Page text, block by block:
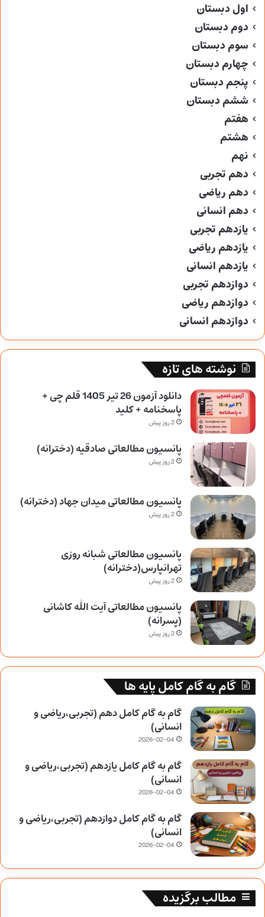
اول دبستان
دوم دبستان
سوم دبستان
چهارم دبستان
پنجم دبستان
ششم دبستان
هفتم
هشتم
نهم
دهم تجربی
دهم ریاضی
دهم انسانی
یازدهم تجربی
یازدهم ریاضی
یازدهم انسانی
دوازدهم تجربی
دوازدهم ریاضی
دوازدهم انسانی
نوشته های تازه
دانلود آزمون 26 تیر 1405 قلم چی +
پاسخنامه + کلید
2 روز پیش
پانسیون مطالعاتی صادقیه (دخترانه)
2 روز پیش
پانسیون مطالعاتی میدان جهاد (دخترانه)
2 روز پیش
پانسیون مطالعاتی شبانه روزی
تهرانپارس(دخترانه)
2 روز پیش
پانسیون مطالعاتی آیت الله کاشانی
(پسرانه)
2 روز پیش
گام به گام کامل پایه ها
گام به گام کامل دهم (تجربی،ریاضی و
انسانی)
2026-02-04
گام به گام کامل یازدهم (تجربی،ریاضی و
انسانی)
2026-02-04
گام به گام کامل دوازدهم (تجربی،ریاضی و
انسانی)
2026-02-04
مطالب برگزیده